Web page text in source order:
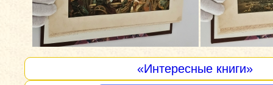
«Интересные книги»